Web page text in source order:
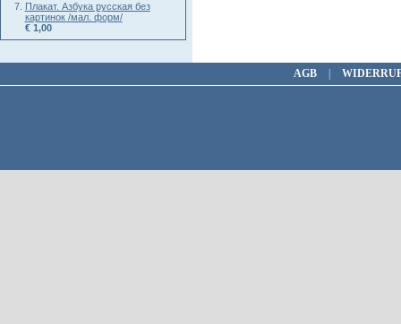
Плакат. Азбука русская без
картинок /мал. форм/
€ 1,00
AGB